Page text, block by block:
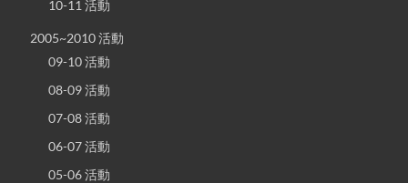
10-11 活動
2005~2010 活動
09-10 活動
08-09 活動
07-08 活動
06-07 活動
05-06 活動